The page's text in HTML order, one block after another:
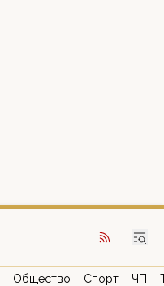
Общество Спорт ЧП